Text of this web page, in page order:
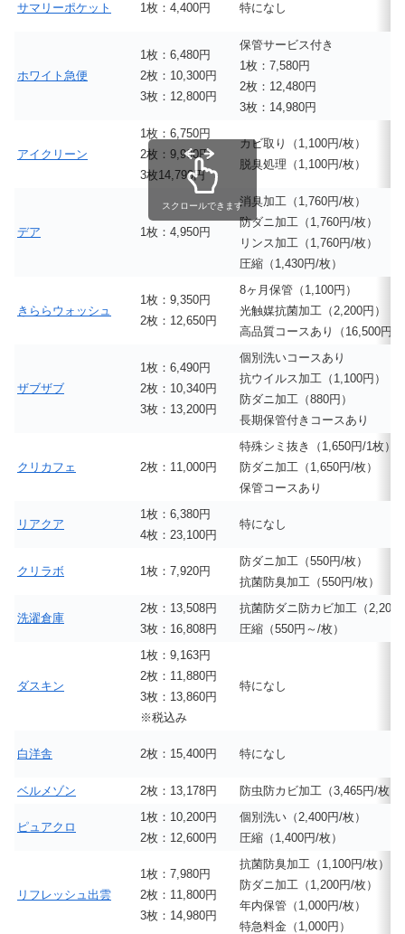
サマリーポケット 1枚：4,400円 特になし
ホワイト急便
1枚：6,480円
2枚：10,300円
3枚：12,800円
保管サービス付き
1枚：7,580円
2枚：12,480円
3枚：14,980円
アイクリーン
1枚：6,750円
2枚：9,900円
3枚14,790円
カビ取り（1,100円/枚）
脱臭処理（1,100円/枚）
デア 1枚：4,950円
消臭加工（1,760円/枚）
防ダニ加工（1,760円/枚）
リンス加工（1,760円/枚）
圧縮（1,430円/枚）
きららウォッシュ
1枚：9,350円
2枚：12,650円
8ヶ月保管（1,100円）
光触媒抗菌加工（2,200円）
高品質コースあり（16,500円/
ザブザブ
1枚：6,490円
2枚：10,340円
3枚：13,200円
個別洗いコースあり
抗ウイルス加工（1,100円）
防ダニ加工（880円）
長期保管付きコースあり
クリカフェ 2枚：11,000円
特殊シミ抜き（1,650円/1枚）
防ダニ加工（1,650円/枚）
保管コースあり
リアクア
1枚：6,380円
4枚：23,100円
特になし
クリラボ 1枚：7,920円
防ダニ加工（550円/枚）
抗菌防臭加工（550円/枚）
洗濯倉庫
2枚：13,508円
3枚：16,808円
抗菌防ダニ防カビ加工（2,200/
圧縮（550円～/枚）
ダスキン
1枚：9,163円
2枚：11,880円
3枚：13,860円
※税込み
特になし
白洋舎 2枚：15,400円 特になし
ベルメゾン 2枚：13,178円 防虫防カビ加工（3,465円/枚）
ピュアクロ
1枚：10,200円
2枚：12,600円
個別洗い（2,400円/枚）
圧縮（1,400円/枚）
リフレッシュ出雲
1枚：7,980円
2枚：11,800円
3枚：14,980円
抗菌防臭加工（1,100円/枚）
防ダニ加工（1,200円/枚）
年内保管（1,000円/枚）
特急料金（1,000円）
スクロールできます